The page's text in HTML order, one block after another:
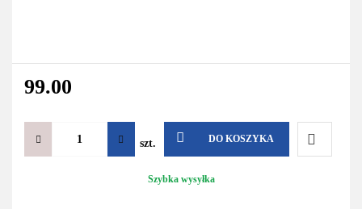
99.00
szt. DO KOSZYKA
Szybka wysyłka